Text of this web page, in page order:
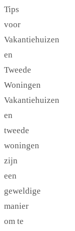
Tips
voor
Vakantiehuizen
en
Tweede
Woningen
Vakantiehuizen
en
tweede
woningen
zijn
een
geweldige
manier
om te